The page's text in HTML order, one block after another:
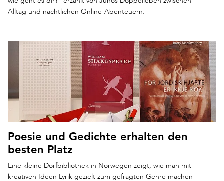
Alltag und nächtlichen Online-Abenteuern.
Poesie und Gedichte erhalten den
besten Platz
Eine kleine Dorfbibliothek in Norwegen zeigt, wie man mit
kreativen Ideen Lyrik gezielt zum gefragten Genre machen